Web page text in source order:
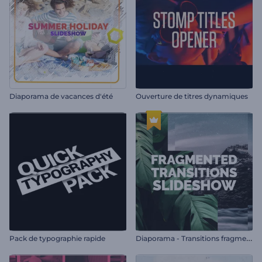
Diaporama de vacances d'été Ouverture de titres dynamiques
Pack de typographie rapide D
iaporama - Transitions fragmentées